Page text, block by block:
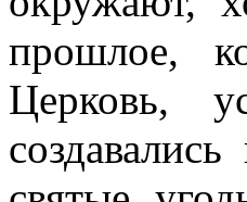
прошлое,
Церковь,